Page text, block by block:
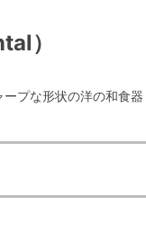
）
プな形状の洋の和食